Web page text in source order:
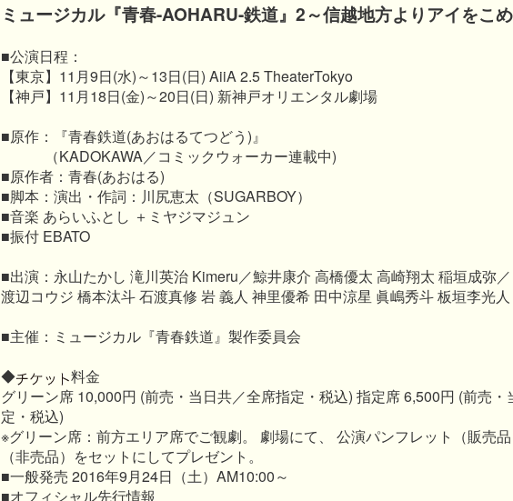
ミュージカル『青春-AOHARU-鉄道』2～信越地方よりアイをこ
■公演日程：
【東京】11月9日(水)～13日(日) AiiA 2.5 TheaterTokyo
【神戸】11月18日(金)～20日(日) 新神戸オリエンタル劇場
■原作：『青春鉄道(あおはるてつどう)』
（KADOKAWA／コミックウォーカー連載中)
■原作者：青春(あおはる)
■脚本：演出・作詞：川尻恵太（SUGARBOY）
■音楽 あらいふとし ＋ミヤジマジュン
■振付 EBATO
■出演：永山たかし 滝川英治 Kimeru／鯨井康介 高橋優太 高崎翔太 稲垣成弥／
渡辺コウジ 橋本汰斗 石渡真修 岩 義人 神里優希 田中涼星 眞嶋秀斗 板垣李光人
■主催：ミュージカル『青春鉄道』製作委員会
◆
料金
グリーン席 10,000円 (前売・当日共／全席指定・税込) 指定席 6,500円 (前売・
定・税込)
※グリーン席：前方エリア席でご観劇。 劇場にて、 公演パンフレット（販売
（非売品）をセットにしてプレゼント。
■一般発売 2016年9月24日（土）AM10:00～
■オフィシャル先行情報